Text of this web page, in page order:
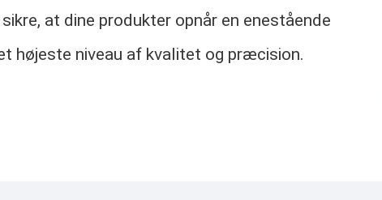
at dine produkter opnår en enestående
højeste niveau af kvalitet og præcision.